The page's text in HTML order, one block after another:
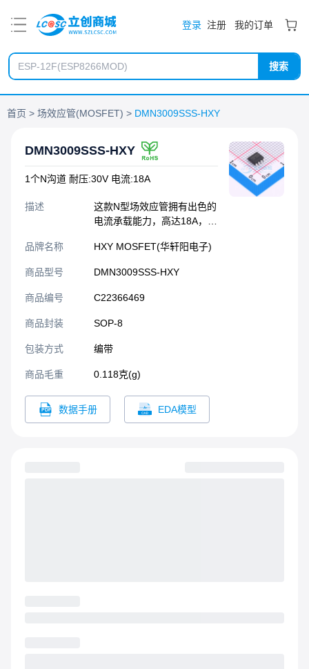
登录 注册 我的订单
搜索
首页 场效应管(MOSFET) DMN3009SSS-HXY
DMN3009SSS-HXY
1个N沟道 耐压:30V 电流:18A
描述
这款N型场效应管拥有出色的
电流承载能力，高达18A，同
阻典型值为5mΩ，确保了在
VGS为20V，适用于大多数控
制电路。该产品广泛应用于
源转换效率，确保电路的稳
品牌名称 HXY MOSFET(华轩阳电子)
商品型号 DMN3009SSS-HXY
商品编号 C22366469
商品封装 SOP-8​
包装方式 编带
商品毛重 0.118克(g)
数据手册 EDA模型